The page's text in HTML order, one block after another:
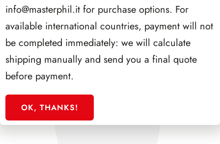
info@masterphil.it for purchase options. For
available international countries, payment will not
be completed immediately: we will calculate
shipping manually and send you a final quote
before payment.
OK, THANKS!